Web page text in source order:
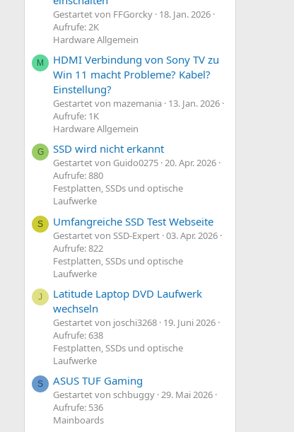
Gestartet von FFGorcky 18. Jan. 2026
Aufrufe: 2K
Hardware Allgemein
M
HDMI Verbindung von Sony TV zu
Win 11 macht Probleme? Kabel?
Einstellung?
Gestartet von mazemania 13. Jan. 2026
Aufrufe: 1K
Hardware Allgemein
G SSD wird nicht erkannt
Gestartet von Guido0275 20. Apr. 2026
Aufrufe: 880
Festplatten, SSDs und optische
Laufwerke
S Umfangreiche SSD Test Webseite
Gestartet von SSD-Expert 03. Apr. 2026
Aufrufe: 822
Festplatten, SSDs und optische
Laufwerke
J
Latitude Laptop DVD Laufwerk
wechseln
Gestartet von joschi3268 19. Juni 2026
Aufrufe: 638
Festplatten, SSDs und optische
Laufwerke
S ASUS TUF Gaming
Gestartet von schbuggy 29. Mai 2026
Aufrufe: 536
Mainboards